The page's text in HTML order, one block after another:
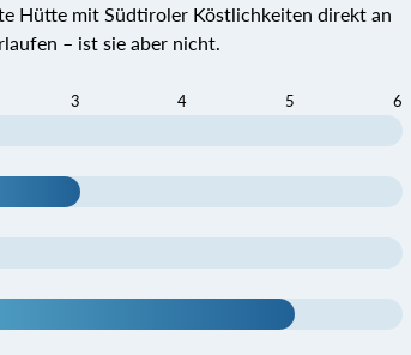
Hütte mit Südtiroler Köstlichkeiten direkt an
– ist sie aber nicht.
3 4 5 6